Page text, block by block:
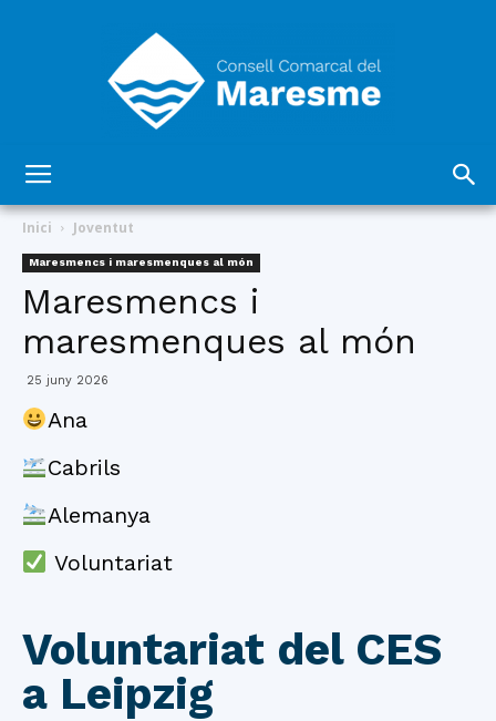
Comarcal
Inici Joventut
Maresmencs i maresmenques al món
Maresmencs i
maresmenques al món
25 juny 2026
Ana
Cabrils
Alemanya
Voluntariat
Voluntariat del CES
a Leipzig